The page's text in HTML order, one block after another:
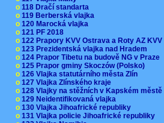
o 118 Dračí standarta
o 119 Berberská vlajka
o 120 Marocká vlajka
o 121 PF 2018
o 122 Prapory KVV Ostrava a Roty AZ
o 123 Prezidentská vlajka nad Hradem
o 124 Prapor Tibetu na budově NG v Praze
o 125 Prapor gminy Skoczów (Polsko)
o 126 Vlajka statutárního města Zlín
o 127 Vlajka Zlínského kraje
o 128 Vlajky na stěžních v Kapském
o 129 Neidentifikovaná vlajka
o 130 Vlajka Jihoafrické republiky
o 131 Vlajka policie Jihoafrické republiky